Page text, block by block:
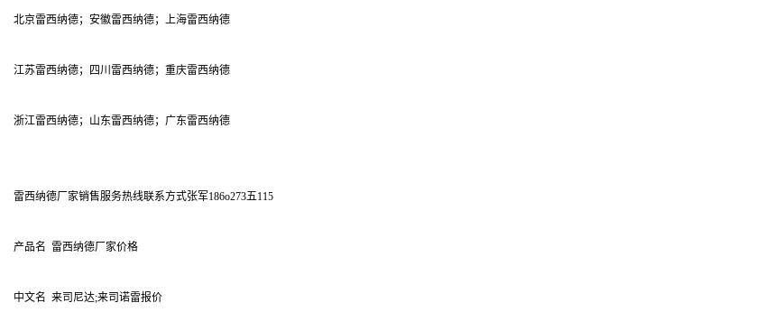
北京雷西纳德；安徽雷西纳德；上海雷西纳德
江苏雷西纳德；四川雷西纳德；重庆雷西纳德
浙江雷西纳德；山东雷西纳德；广东雷西纳德
雷西纳德厂家销售服务热线联系方式张军186o273五115
产品名 雷西纳德厂家价格
中文名 来司尼达;来司诺雷报价